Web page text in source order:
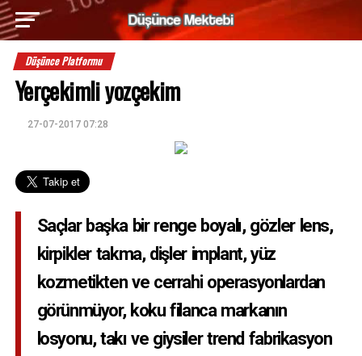
Düşünce Platformu
Yerçekimli yozçekim
27-07-2017 07:28
Saçlar başka bir renge boyalı, gözler lens,
kirpikler takma, dişler implant, yüz
kozmetikten ve cerrahi operasyonlardan
görünmüyor, koku filanca markanın
losyonu, takı ve giysiler trend fabrikasyon